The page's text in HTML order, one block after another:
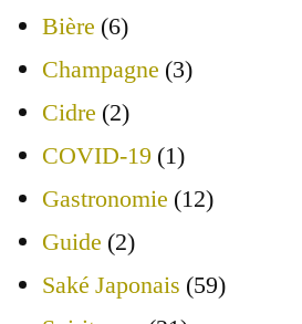
Bière (6)
Champagne (3)
Cidre (2)
COVID-19 (1)
Gastronomie (12)
Guide (2)
Saké Japonais (59)